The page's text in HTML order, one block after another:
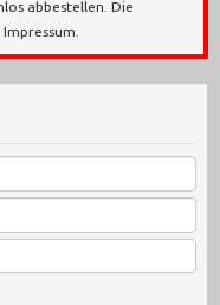
abbestellen. Die